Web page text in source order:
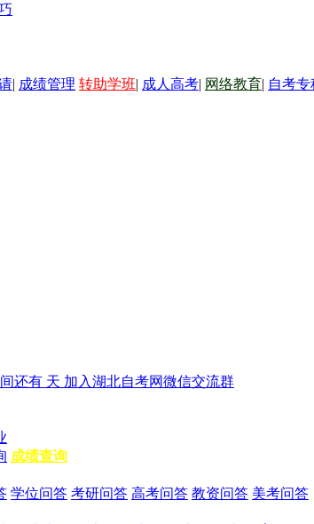
| 成绩管理 转助学班| 成人高考| 网络教育| 自考专
还有 天 加入湖北自考网微信交流群
成绩查询
学位问答 考研问答 高考问答 教资问答 美考问答